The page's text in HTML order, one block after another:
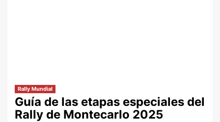
Rally Mundial
Guía de las etapas especiales del
Rally de Montecarlo 2025